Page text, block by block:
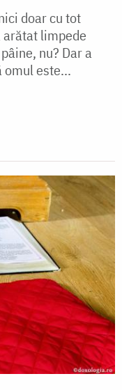
doar cu tot
lim­pede
nu? Dar a
omul este...